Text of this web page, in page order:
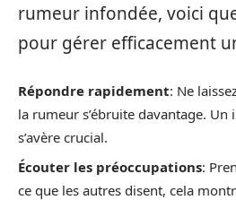
rumeur infondée, voici
pour gérer efficacement
Répondre rapidement: Ne
la rumeur s’ébruite davantage.
s’avère crucial.
Écouter les préoccupations:
ce que les autres disent, cela